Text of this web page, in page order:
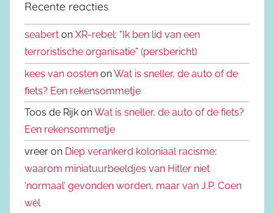
Recente reacties
seabert on XR-rebel: “Ik ben lid van een
terroristische organisatie” (persbericht)
kees van oosten onWat is sneller, de auto of de
fiets? Een rekensommetje
Toos de Rijk onWat is sneller, de auto of de fiets?
Een rekensommetje
vreer on Diep verankerd koloniaal racisme:
waarom miniatuurbeeldjes van Hitler niet
‘normaal’ gevonden worden, maar van J.P. Coen
wèl